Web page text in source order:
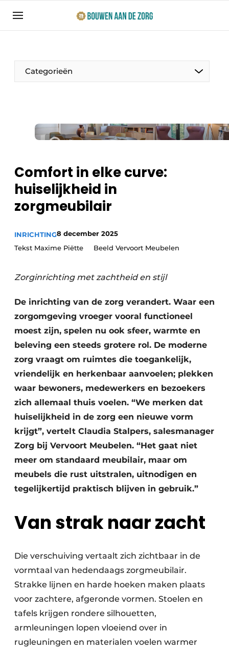
Aanmelden
Bedrijven
Bouwen aan de Zorg | Vakblad over bouw en
Direct contact
Jaarboek
Jubileumboek
Meest gelezen
Nieuwsbrief
Podcasts
Privacy / Cookie statement
Video’s
Categorieën
Productinformatie
Ziekenhuizen
Woonzorg & Verpleeghuizen
Privéklinieken
Comfort in elke curve:
huiselijkheid in
zorgmeubilair
INRICHTING8 december 2025
Tekst Maxime Piëtte Beeld Vervoort Meubelen
Zorginrichting met zachtheid en stijl
De inrichting van de zorg verandert. Waar een
zorgomgeving vroeger vooral functioneel
moest zijn, spelen nu ook sfeer, warmte en
beleving een steeds grotere rol. De moderne
zorg vraagt om ruimtes die toegankelijk,
vriendelijk en herkenbaar aanvoelen; plekken
waar bewoners, medewerkers en bezoekers
zich allemaal thuis voelen. “We merken dat
huiselijkheid in de zorg een nieuwe vorm
krijgt”, vertelt Claudia Stalpers, salesmanager
Zorg bij Vervoort Meubelen. “Het gaat niet
meer om standaard meubilair, maar om
meubels die rust uitstralen, uitnodigen en
tegelijkertijd praktisch blijven in gebruik.”
Van strak naar zacht
Die verschuiving vertaalt zich zichtbaar in de
vormtaal van hedendaags zorgmeubilair.
Strakke lijnen en harde hoeken maken plaats
voor zachtere, afgeronde vormen. Stoelen en
tafels krijgen rondere silhouetten,
armleuningen lopen vloeiend over in
rugleuningen en materialen voelen warmer